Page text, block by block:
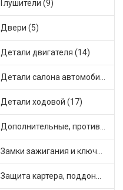
Глушители (9)
Двери (5)
Детали двигателя (14)
Детали салона автомобиля (33)
Детали ходовой (17)
Дополнительные, противотуманные фары (2)
Замки зажигания и ключи (10)
Защита картера, поддона, КПП (2)